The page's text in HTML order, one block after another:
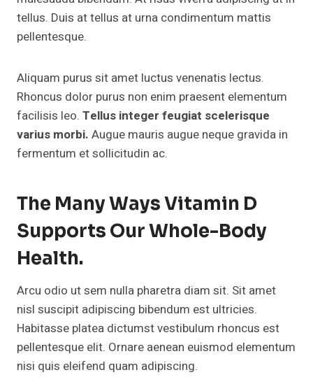
tellus. Duis at tellus at urna condimentum mattis
pellentesque.
Aliquam purus sit amet luctus venenatis lectus.
Rhoncus dolor purus non enim praesent elementum
facilisis leo. Tellus integer feugiat scelerisque
varius morbi. Augue mauris augue neque gravida in
fermentum et sollicitudin ac.
The Many Ways Vitamin D
Supports Our Whole-Body
Health.
Arcu odio ut sem nulla pharetra diam sit. Sit amet
nisl suscipit adipiscing bibendum est ultricies.
Habitasse platea dictumst vestibulum rhoncus est
pellentesque elit. Ornare aenean euismod elementum
nisi quis eleifend quam adipiscing.